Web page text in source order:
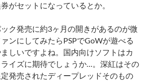
がセットになっているとか。
ク発売に約3ヶ月の開きがあるのが微
ンにしてみたらPSPでGoWが遊べる
しいですよね。国内向けソフトはカ
イズに期待でしょうか…。深紅はその
発売されたディープレッドそのもの